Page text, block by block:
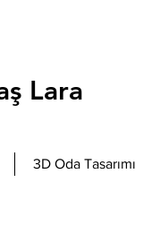
Lara
3D Oda Tasarımı